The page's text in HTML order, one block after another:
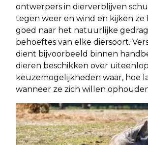
ontwerpers in dierverblijven
tegen weer en wind en kijken ze
goed naar het natuurlijke
behoeftes van elke diersoort.
dient bijvoorbeeld binnen
dieren beschikken over
keuzemogelijkheden waar, hoe
wanneer ze zich willen